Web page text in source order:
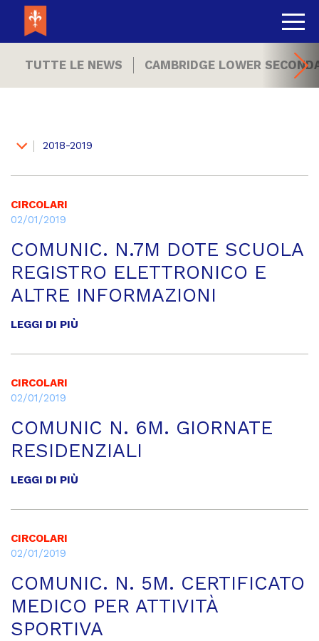
TUTTE LE NEWS CAMBRIDGE LOWER
2018-2019
CIRCOLARI
02/01/2019
COMUNIC. N.7M DOTE SCUOLA
REGISTRO ELETTRONICO E
ALTRE INFORMAZIONI
LEGGI DI PIÙ
CIRCOLARI
02/01/2019
COMUNIC N. 6M. GIORNATE
RESIDENZIALI
LEGGI DI PIÙ
CIRCOLARI
02/01/2019
COMUNIC. N. 5M. CERTIFICATO
MEDICO PER ATTIVITÀ
SPORTIVA